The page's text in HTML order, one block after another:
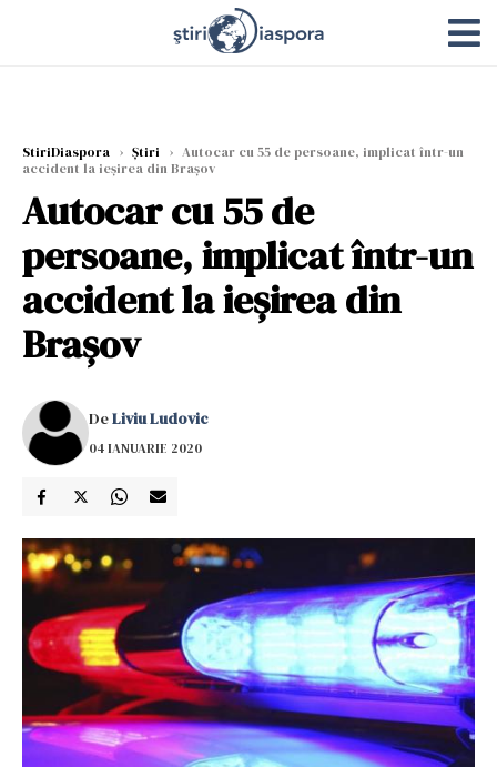
StiriDiaspora › Știri › Autocar cu 55 de persoane, implicat într-un
accident la ieșirea din Brașov
Autocar cu 55 de
persoane, implicat într-un
accident la ieșirea din
Brașov
DeLiviu Ludovic
04 IANUARIE 2020